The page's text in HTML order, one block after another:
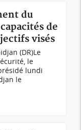
du
de
visés
(DR)Le
le
lundi
le